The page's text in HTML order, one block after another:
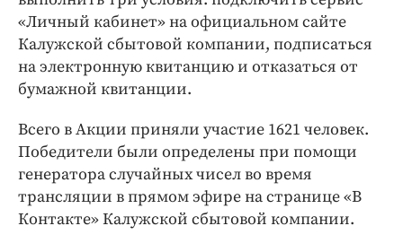
Интересное чтиво
Клиника года
Бренд года
Работодатель года
«Личный кабинет» на официальном сайте
Калужской сбытовой компании, подписаться
на электронную квитанцию и отказаться от
бумажной квитанции.
Всего в Акции приняли участие 1621 человек.
Победители были определены при помощи
генератора случайных чисел во время
трансляции в прямом эфире на странице «В
Контакте» Калужской сбытовой компании.